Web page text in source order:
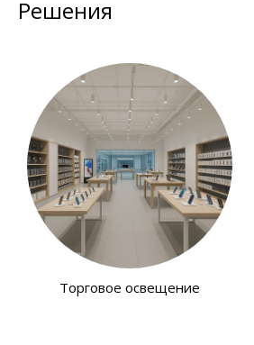
Решения
Торговое освещение